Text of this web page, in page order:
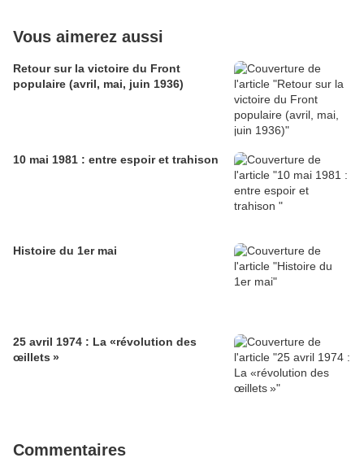
Vous aimerez aussi
Retour sur la victoire du Front
populaire (avril, mai, juin 1936)
10 mai 1981 : entre espoir et trahison
Histoire du 1er mai
25 avril 1974 : La «révolution des
œillets »
Commentaires